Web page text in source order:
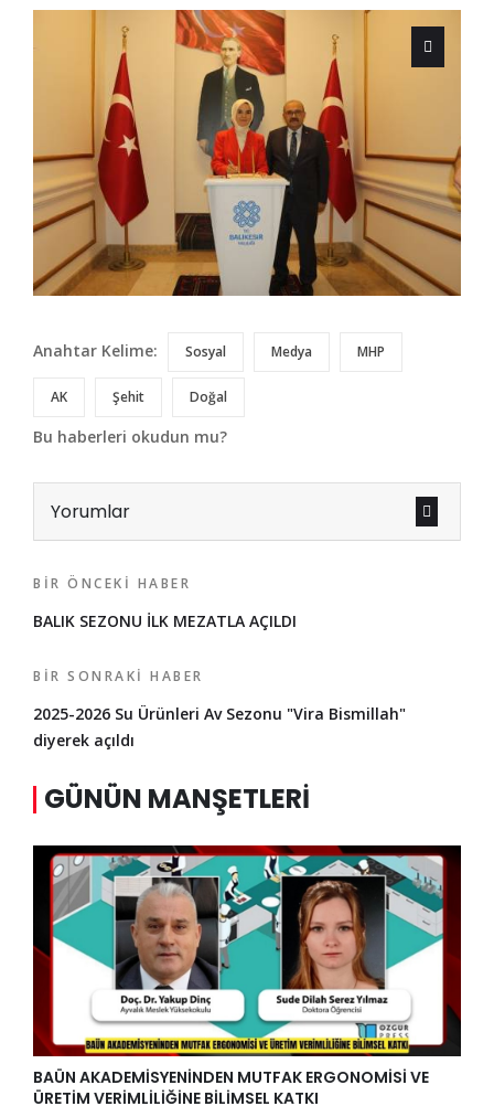
Anahtar Kelime: Sosyal Medya MHP
AK Şehit Doğal
Bu haberleri okudun mu?
Yorumlar
BIR ÖNCEKI HABER
BALIK SEZONU İLK MEZATLA AÇILDI
BIR SONRAKI HABER
2025-2026 Su Ürünleri Av Sezonu "Vira Bismillah"
diyerek açıldı
GÜNÜN MANŞETLERI
BAÜN AKADEMİSYENİNDEN MUTFAK ERGONOMİSİ VE
ÜRETİM VERİMLİLİĞİNE BİLİMSEL KATKI